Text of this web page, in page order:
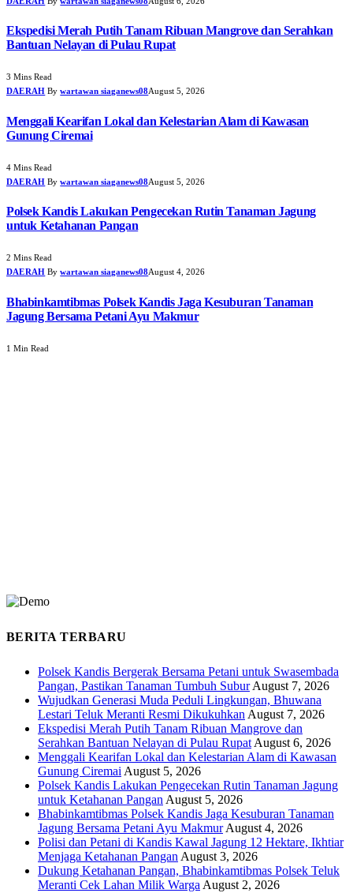
Ekspedisi Merah Putih Tanam Ribuan Mangrove dan Serahkan
Bantuan Nelayan di Pulau Rupat
3 Mins Read
DAERAH By wartawan siaganews08August 5, 2026
Menggali Kearifan Lokal dan Kelestarian Alam di Kawasan
Gunung Ciremai
4 Mins Read
DAERAH By wartawan siaganews08August 5, 2026
Polsek Kandis Lakukan Pengecekan Rutin Tanaman Jagung
untuk Ketahanan Pangan
2 Mins Read
DAERAH By wartawan siaganews08August 4, 2026
Bhabinkamtibmas Polsek Kandis Jaga Kesuburan Tanaman
Jagung Bersama Petani Ayu Makmur
1 Min Read
BERITA TERBARU
Polsek Kandis Bergerak Bersama Petani untuk Swasembada
Pangan, Pastikan Tanaman Tumbuh Subur August 7, 2026
Wujudkan Generasi Muda Peduli Lingkungan, Bhuwana
Lestari Teluk Meranti Resmi Dikukuhkan August 7, 2026
Ekspedisi Merah Putih Tanam Ribuan Mangrove dan
Serahkan Bantuan Nelayan di Pulau Rupat August 6, 2026
Menggali Kearifan Lokal dan Kelestarian Alam di Kawasan
Gunung Ciremai August 5, 2026
Polsek Kandis Lakukan Pengecekan Rutin Tanaman Jagung
untuk Ketahanan Pangan August 5, 2026
Bhabinkamtibmas Polsek Kandis Jaga Kesuburan Tanaman
Jagung Bersama Petani Ayu Makmur August 4, 2026
Polisi dan Petani di Kandis Kawal Jagung 12 Hektare, Ikhtiar
Menjaga Ketahanan Pangan August 3, 2026
Dukung Ketahanan Pangan, Bhabinkamtibmas Polsek Teluk
Meranti Cek Lahan Milik Warga August 2, 2026